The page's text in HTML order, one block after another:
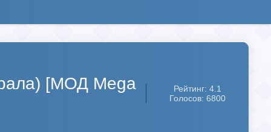
[МОД Mega
Рейтинг: 4.1
Голосов: 6800